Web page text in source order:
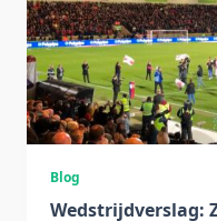
Blog
Wedstrijdverslag: